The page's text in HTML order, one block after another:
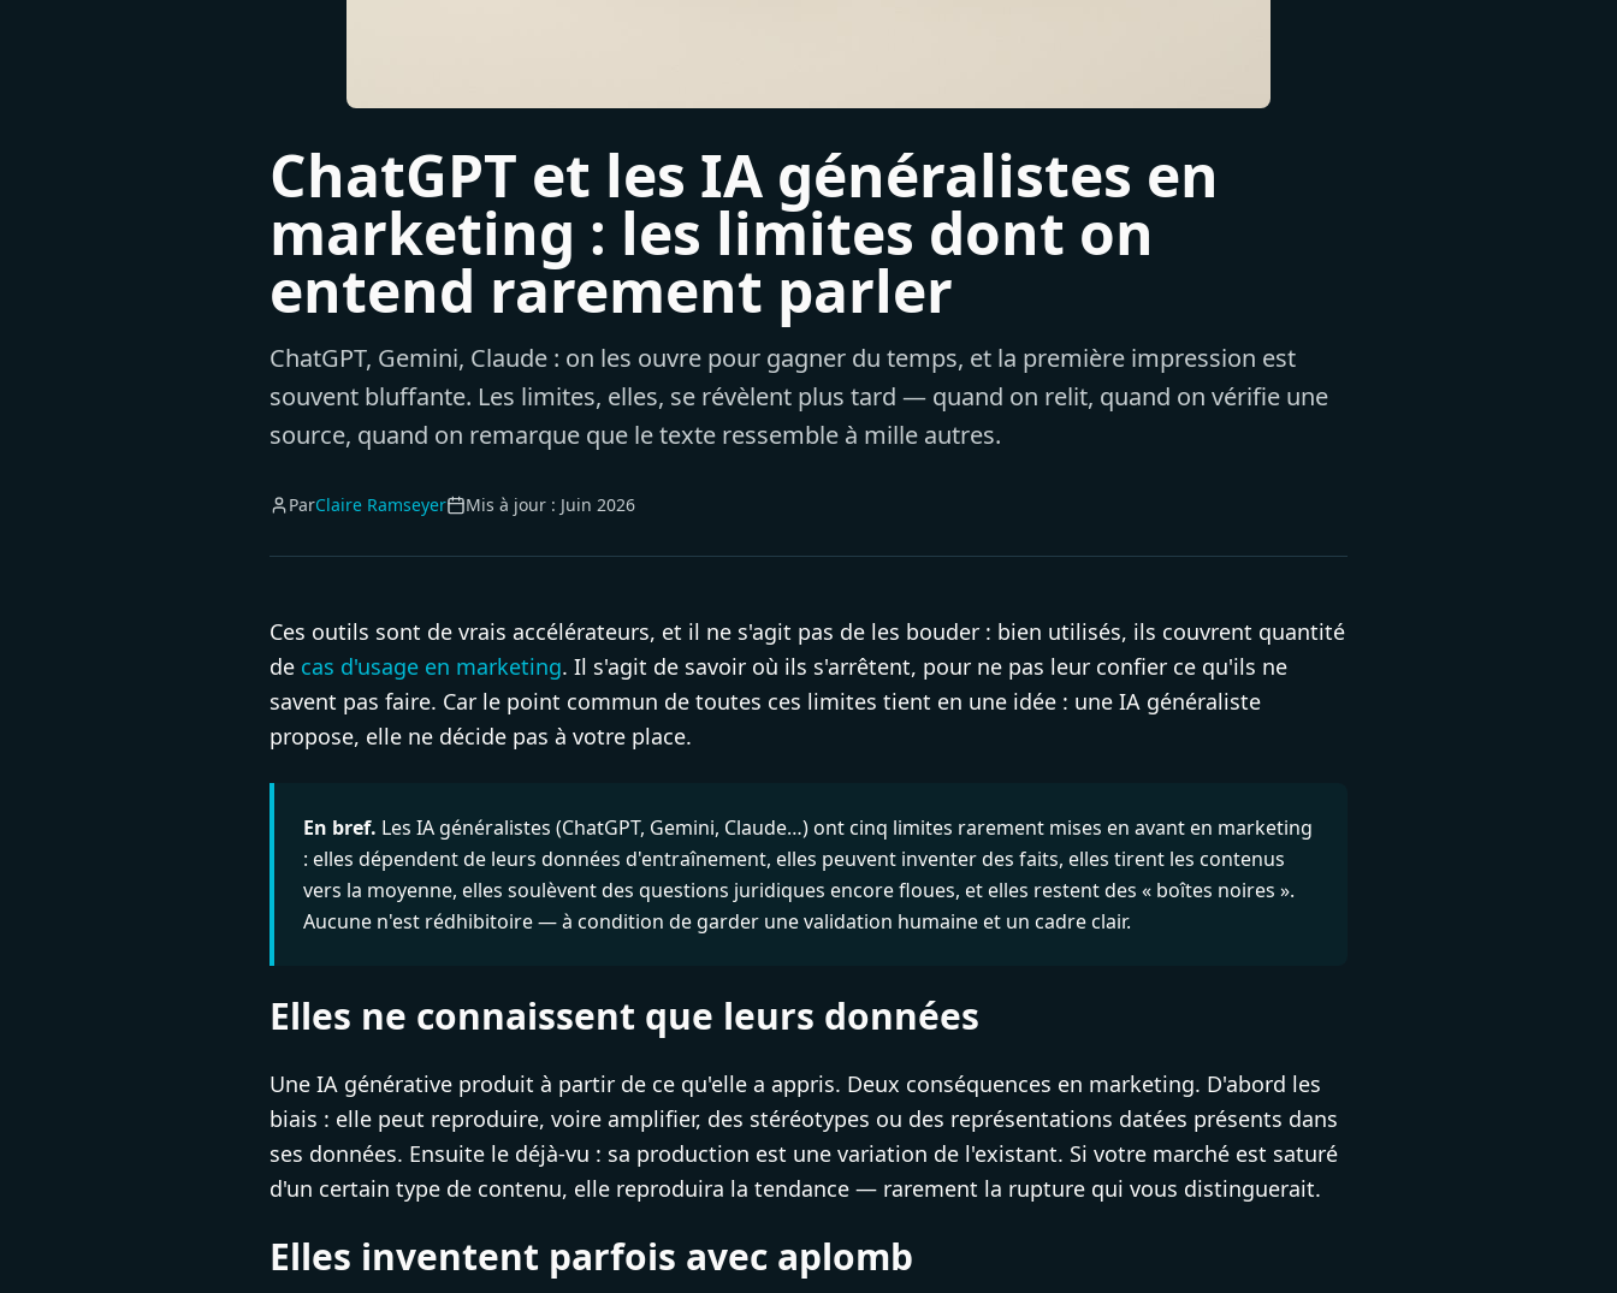
ChatGPT et les IA généralistes en
marketing : les limites dont on
entend rarement parler
ChatGPT, Gemini, Claude : on les ouvre pour gagner du temps, et la première impression est
souvent bluffante. Les limites, elles, se révèlent plus tard — quand on relit, quand on vérifie une
source, quand on remarque que le texte ressemble à mille autres.
ParClaire Ramseyer Mis à jour : Juin 2026
Ces outils sont de vrais accélérateurs, et il ne s'agit pas de les bouder : bien utilisés, ils couvrent quantité
de cas d'usage en marketing. Il s'agit de savoir où ils s'arrêtent, pour ne pas leur confier ce qu'ils ne
savent pas faire. Car le point commun de toutes ces limites tient en une idée : une IA généraliste
propose, elle ne décide pas à votre place.
En bref. Les IA généralistes (ChatGPT, Gemini, Claude…) ont cinq limites rarement mises en avant en marketing
: elles dépendent de leurs données d'entraînement, elles peuvent inventer des faits, elles tirent les contenus
vers la moyenne, elles soulèvent des questions juridiques encore floues, et elles restent des « boîtes noires ».
Aucune n'est rédhibitoire — à condition de garder une validation humaine et un cadre clair.
Elles ne connaissent que leurs données
Une IA générative produit à partir de ce qu'elle a appris. Deux conséquences en marketing. D'abord les
biais : elle peut reproduire, voire amplifier, des stéréotypes ou des représentations datées présents dans
ses données. Ensuite le déjà-vu : sa production est une variation de l'existant. Si votre marché est saturé
d'un certain type de contenu, elle reproduira la tendance — rarement la rupture qui vous distinguerait.
Elles inventent parfois avec aplomb